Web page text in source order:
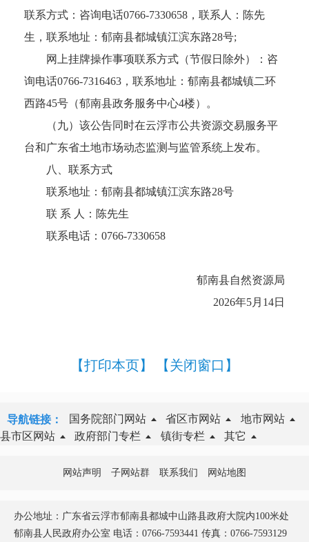
联系方式：咨询电话0766-7330658，联系人：陈先
生，联系地址：郁南县都城镇江滨东路28号;
网上挂牌操作事项联系方式（节假日除外）：咨
询电话0766-7316463，联系地址：郁南县都城镇二环
西路45号（郁南县政务服务中心4楼）。
（九）该公告同时在云浮市公共资源交易服务平
台和广东省土地市场动态监测与监管系统上发布。
八、联系方式
联系地址：郁南县都城镇江滨东路28号
联 系 人：陈先生
联系电话：0766-7330658
郁南县自然资源局
2026年5月14日
【打印本页】 【关闭窗口】
导航链接： 国务院部门网站 省区市网站
地市网站
县市区网站
政府部门专栏 镇街专栏 其它
网站声明 子网站群 联系我们 网站地图
办公地址：广东省云浮市郁南县都城中山路县政府大院内100米处
郁南县人民政府办公室 电话：0766-7593441 传真：0766-7593129